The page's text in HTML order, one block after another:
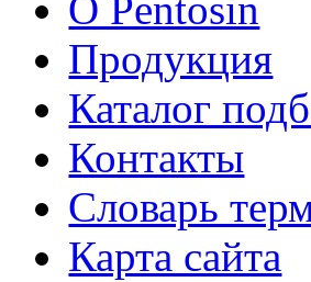
О Pentosin
Продукция
Каталог
Контакты
Словарь
Карта сайта